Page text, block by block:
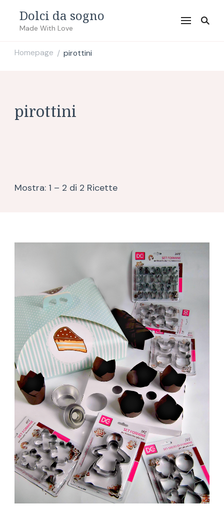
Dolci da sogno
Made With Love
Homepage / pirottini
pirottini
Mostra: 1 – 2 di 2 Ricette